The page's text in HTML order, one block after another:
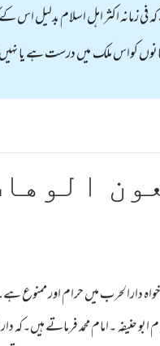
فی زمانہ اکثر اہل اسلام بدلیل
کواس ملک میں درست ہے یا نہیں
خواہ دارالحرب میں حرام اور
حنیفہ ۔امام محمد فرماتے